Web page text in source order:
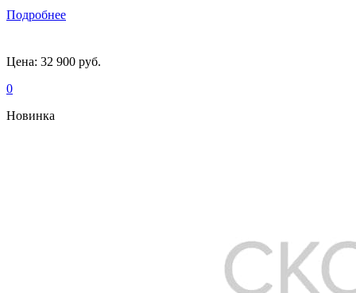
Подробнее
Цена: 32 900 руб.
0
Новинка